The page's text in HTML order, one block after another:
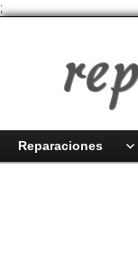
;
Reparaciones